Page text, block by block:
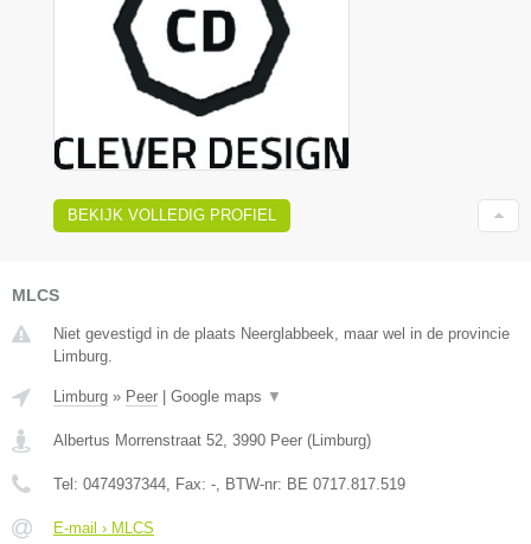
BEKIJK VOLLEDIG PROFIEL
MLCS
Niet gevestigd in de plaats Neerglabbeek, maar wel in de provincie
Limburg.
Limburg » Peer | Google maps ▼
Albertus Morrenstraat 52 3990 Peer (Limburg)
Tel: 0474937344 , Fax: - , BTW-nr: BE 0717.817.519
E-mail › MLCS